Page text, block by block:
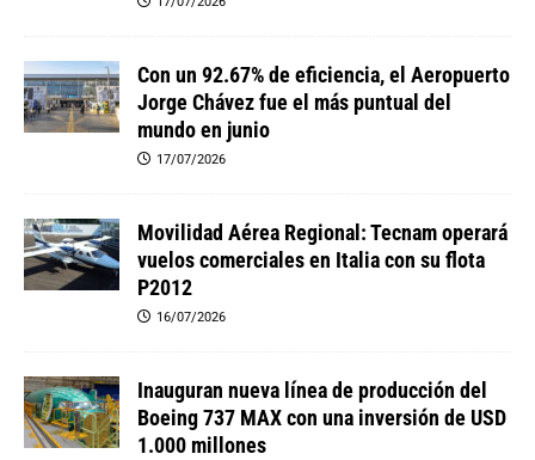
Con un 92.67% de eficiencia, el Aeropuerto
Jorge Chávez fue el más puntual del
mundo en junio
17/07/2026
Movilidad Aérea Regional: Tecnam operará
vuelos comerciales en Italia con su flota
P2012
16/07/2026
Inauguran nueva línea de producción del
Boeing 737 MAX con una inversión de USD
1.000 millones